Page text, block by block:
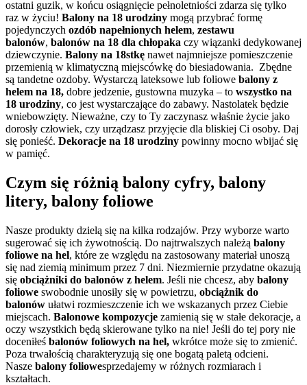
ostatni guzik, w końcu osiągnięcie pełnoletniości zdarza się tylko
raz w życiu! Balony na 18 urodziny mogą przybrać formę
pojedynczych ozdób napełnionych helem, zestawu
balonów, balonów na 18 dla chłopaka czy wiązanki dedykowanej
dziewczynie. Balony na 18stkę nawet najmniejsze pomieszczenie
przemienią w klimatyczną miejscówkę do biesiadowania. Zbędne
są tandetne ozdoby. Wystarczą lateksowe lub foliowe balony z
helem na 18, dobre jedzenie, gustowna muzyka – to wszystko na
18 urodziny, co jest wystarczające do zabawy. Nastolatek będzie
wniebowzięty. Nieważne, czy to Ty zaczynasz właśnie życie jako
dorosły człowiek, czy urządzasz przyjęcie dla bliskiej Ci osoby. Daj
się ponieść. Dekoracje na 18 urodziny powinny mocno wbijać się
w pamięć.
Czym się różnią balony cyfry, balony
litery, balony foliowe
Nasze produkty dzielą się na kilka rodzajów. Przy wyborze warto
sugerować się ich żywotnością. Do najtrwalszych należą balony
foliowe na hel, które ze względu na zastosowany materiał unoszą
się nad ziemią minimum przez 7 dni. Niezmiernie przydatne okazują
się obciążniki do balonów z helem. Jeśli nie chcesz, aby balony
foliowe swobodnie unosiły się w powietrzu, obciążnik do
balonów ułatwi rozmieszczenie ich we wskazanych przez Ciebie
miejscach. Balonowe kompozycje zamienią się w stałe dekoracje, a
oczy wszystkich będą skierowane tylko na nie! Jeśli do tej pory nie
doceniłeś balonów foliowych na hel, wkrótce może się to zmienić.
Poza trwałością charakteryzują się one bogatą paletą odcieni.
Nasze balony foliowesprzedajemy w różnych rozmiarach i
kształtach.